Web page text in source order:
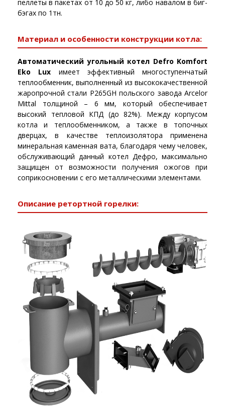
пеллеты в пакетах от 10 до 50 кг, либо навалом в биг-
бэгах по 1тн.
Материал и особенности конструкции котла:
Автоматический угольный котел Defro Komfort
Eko Lux имеет эффективный многоступенчатый
теплообменник, выполненный из высококачественной
жаропрочной стали P265GH польского завода Arcelor
Mittal толщиной – 6 мм, который обеспечивает
высокий тепловой КПД (до 82%). Между корпусом
котла и теплообменником, а также в топочных
дверцах, в качестве теплоизолятора применена
минеральная каменная вата, благодаря чему человек,
обслуживающий данный котел Дефро, максимально
защищен от возможности получения ожогов при
соприкосновении с его металлическими элементами.
Описание ретортной горелки: